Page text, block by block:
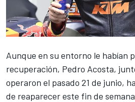
Aunque en su entorno le habían
recuperación, Pedro Acosta,
operaron el pasado 21 de junio,
de reaparecer este fin de